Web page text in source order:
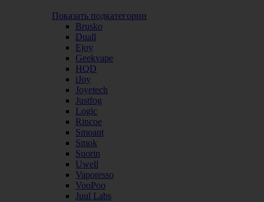
Показать подкатегории
Brusko
Duall
Ejoy
Geekvape
HQD
iJoy
Joyetech
Justfog
Logic
Rincoe
Smoant
Smok
Suorin
Uwell
Vaporesso
VooPoo
Juul Labs